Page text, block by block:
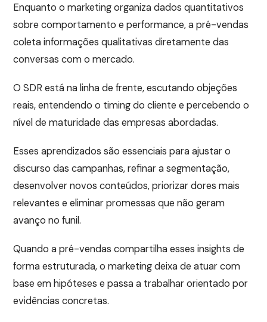
Enquanto o marketing organiza dados quantitativos
sobre comportamento e performance, a pré-vendas
coleta informações qualitativas diretamente das
conversas com o mercado.
O SDR está na linha de frente, escutando objeções
reais, entendendo o timing do cliente e percebendo o
nível de maturidade das empresas abordadas.
Esses aprendizados são essenciais para ajustar o
discurso das campanhas, refinar a segmentação,
desenvolver novos conteúdos, priorizar dores mais
relevantes e eliminar promessas que não geram
avanço no funil.
Quando a pré-vendas compartilha esses insights de
forma estruturada, o marketing deixa de atuar com
base em hipóteses e passa a trabalhar orientado por
evidências concretas.